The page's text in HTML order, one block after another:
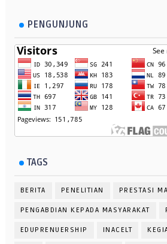
PENGUNJUNG
TAGS
BERITA PENELITIAN PRESTASI
PENGABDIAN KEPADA MASYARAKAT
EDUPRENUERSHIP INACELT